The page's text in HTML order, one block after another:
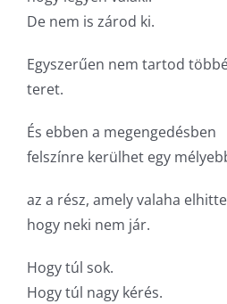
De nem is zárod ki.
Egyszerűen nem tartod
teret.
És ebben a megengedésben
felszínre kerülhet egy
az a rész, amely valaha
hogy neki nem jár.
Hogy túl sok.
Hogy túl nagy kérés.